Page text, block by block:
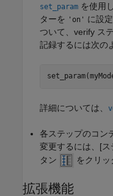
set_param を使用
ターを 'on' に設
ついて、verify ス
記録するには次の
詳細については、
各ステップのコン
変更するには、[
タン
をクリッ
拡張機能